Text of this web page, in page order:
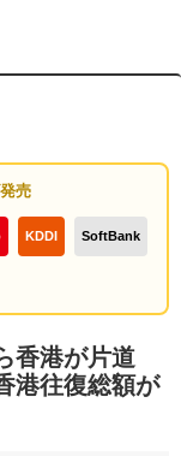
売
KDDI SoftBank
香港が片道
港往復総額が